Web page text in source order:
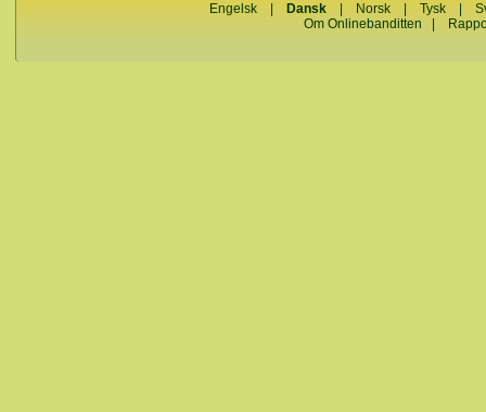
Engelsk Dansk Norsk Tysk
Om Onlinebanditten